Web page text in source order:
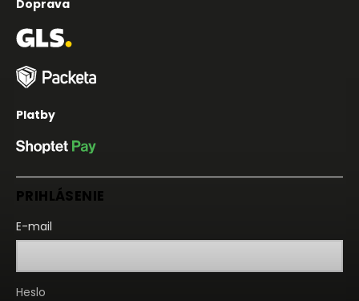
Doprava
Platby
PRIHLÁSENIE
E-mail
Heslo